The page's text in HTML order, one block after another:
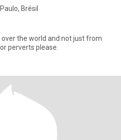
Brésil
the world and not just from
the US.. No Muslims or Hindus or perverts please.